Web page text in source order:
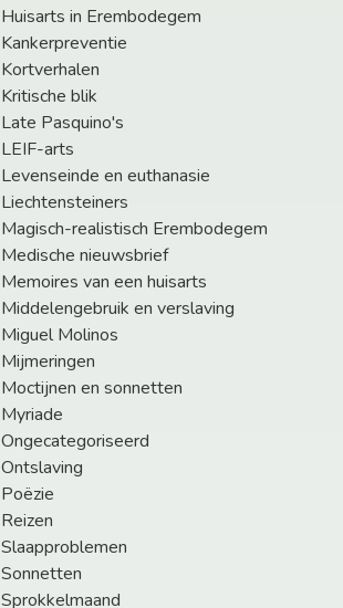
Huisarts in Erembodegem
Kankerpreventie
Kortverhalen
Kritische blik
Late Pasquino's
LEIF-arts
Levenseinde en euthanasie
Liechtensteiners
Magisch-realistisch Erembodegem
Medische nieuwsbrief
Memoires van een huisarts
Middelengebruik en verslaving
Miguel Molinos
Mijmeringen
Moctijnen en sonnetten
Myriade
Ongecategoriseerd
Ontslaving
Poëzie
Reizen
Slaapproblemen
Sonnetten
Sprokkelmaand